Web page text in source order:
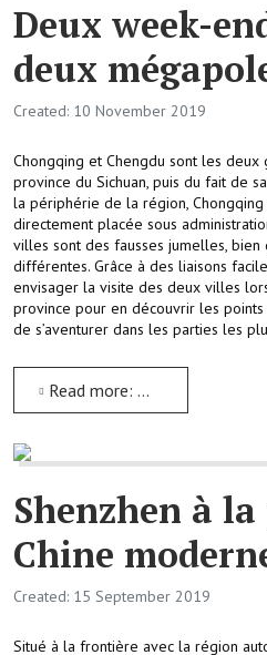
Deux week-
deux
Created: 10 November 2019
Chongqing et Chengdu sont les
province du Sichuan, puis du fait de
la périphérie de la région,
directement placée sous
villes sont des fausses jumelles,
différentes. Grâce à des liaisons
envisager la visite des deux villes
province pour en découvrir les
de s’aventurer dans les parties les
Read more: Deux week-end dans les deux mégapoles du Sichuan
Shenzhen à
Chine
Created: 15 September 2019
Situé à la frontière avec la région